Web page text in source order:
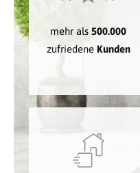
mehr als 500.000
zufriedene Kunden